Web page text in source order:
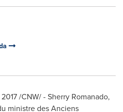
/CNW/ - Sherry Romanado,
ministre des Anciens